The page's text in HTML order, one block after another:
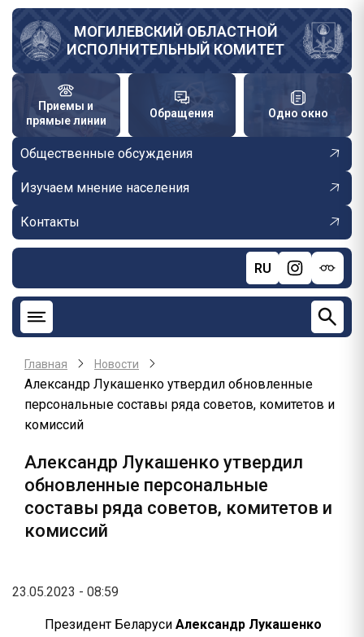
Перейти
основному
содержанию
МОГИЛЕВСКИЙ ОБЛАСТНОЙ
ИСПОЛНИТЕЛЬНЫЙ КОМИТЕТ
Приемы и
прямые линии
Обращения Одно окно
Общественные обсуждения
Изучаем мнение населения
Контакты
RU
Главная Новости
Александр Лукашенко утвердил обновленные
персональные составы ряда советов, комитетов и
комиссий
Александр Лукашенко утвердил
обновленные персональные
составы ряда советов, комитетов и
комиссий
23.05.2023 - 08:59
Президент Беларуси Александр Лукашенко